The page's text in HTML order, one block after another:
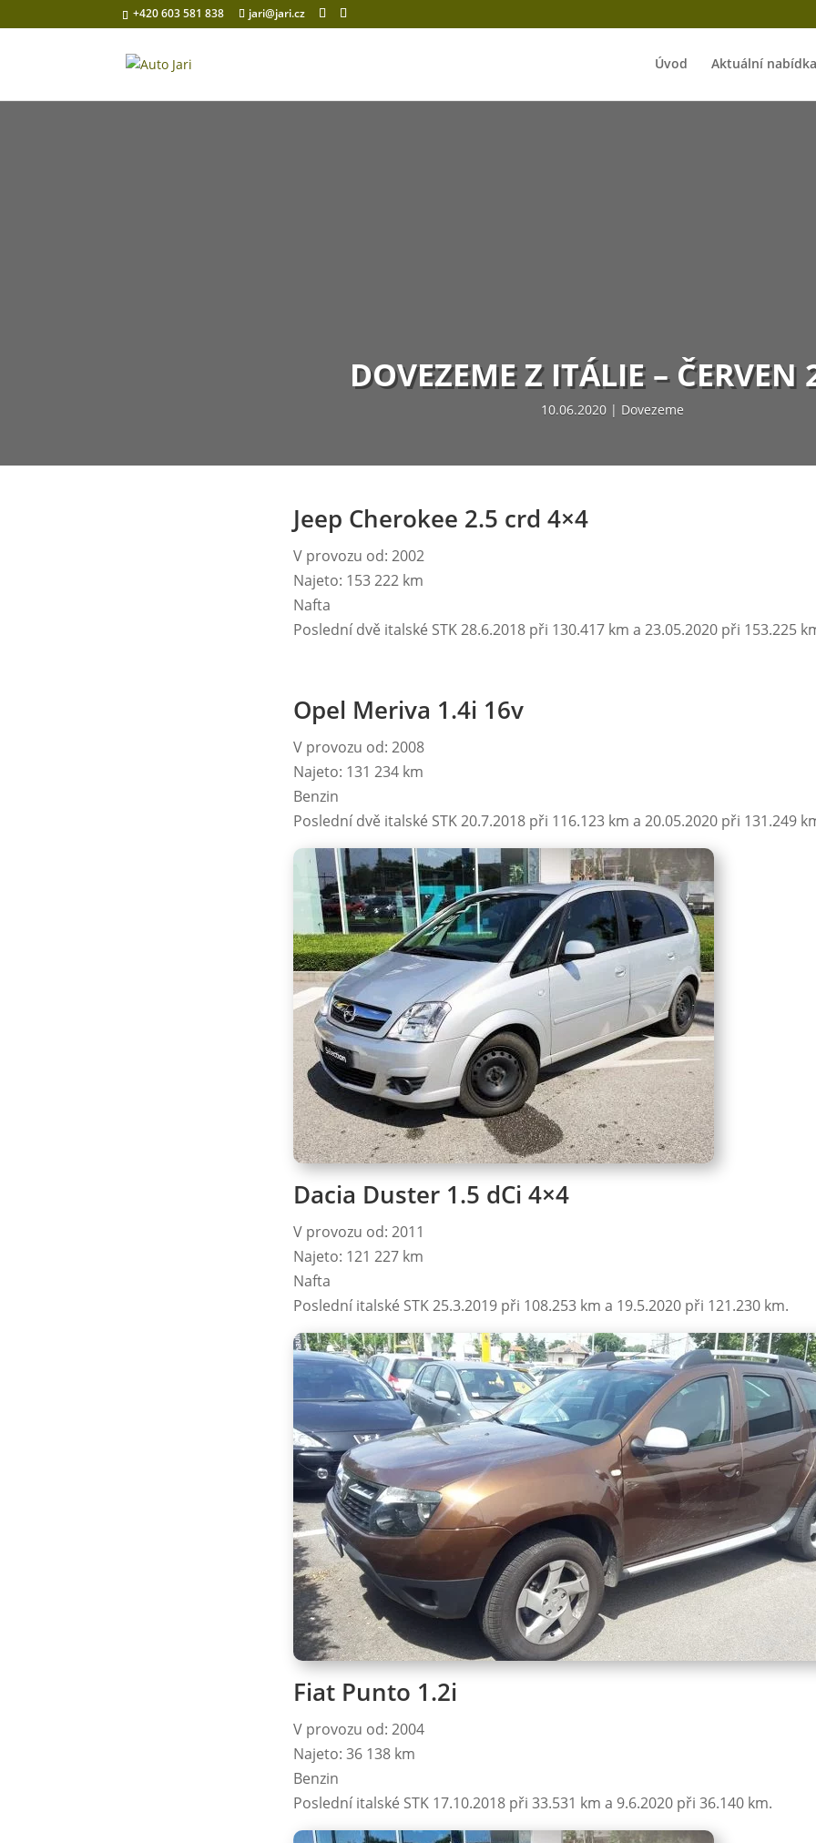
+420 603 581 838 jari@jari.cz
Úvod Aktuální nabídka
DOVEZEME Z ITÁLIE – ČERVEN
10.06.2020 Dovezeme
Jeep Cherokee 2.5 crd 4×4
V provozu od: 2002
Najeto: 153 222 km
Nafta
Poslední dvě italské STK 28.6.2018 při 130.417 km a 23.05.2020 při 153.225
Opel Meriva 1.4i 16v
V provozu od: 2008
Najeto: 131 234 km
Benzin
Poslední dvě italské STK 20.7.2018 při 116.123 km a 20.05.2020 při 131.249
Dacia Duster 1.5 dCi 4×4
V provozu od: 2011
Najeto: 121 227 km
Nafta
Poslední italské STK 25.3.2019 při 108.253 km a 19.5.2020 při 121.230 km.
Fiat Punto 1.2i
V provozu od: 2004
Najeto: 36 138 km
Benzin
Poslední italské STK 17.10.2018 při 33.531 km a 9.6.2020 při 36.140 km.